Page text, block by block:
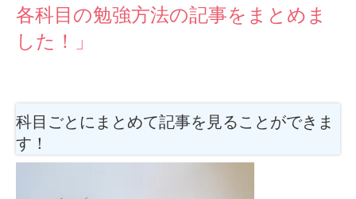
各科目の勉強方法の記事をまとめま
した！」
科目ごとにまとめて記事を見ることができま
す！